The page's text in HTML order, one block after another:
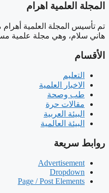
المجلة العلمية اهرام
هاني سلام، وهي مجلة علمية
الأقسام
التعليم
الاخبار العلمية
طب وصحة
مقالات حرة
البيئة العربية
البيئة العالمية
روابط سريعة
Advertisement
Dropdown
Page / Post Elements